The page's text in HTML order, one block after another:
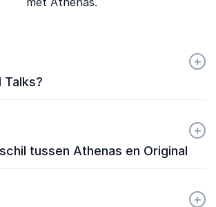
Talks?
+
-
tussen Athenas en Original
+
-
+
-